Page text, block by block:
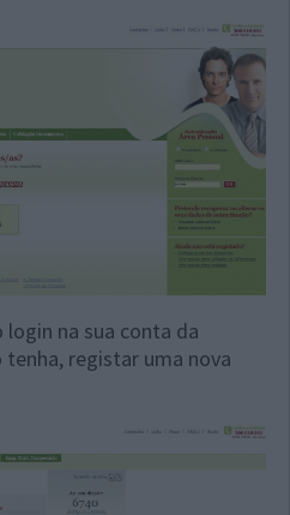
login na sua conta da
registar uma nova